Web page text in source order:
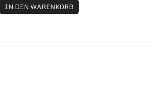
IN DEN WARENKORB